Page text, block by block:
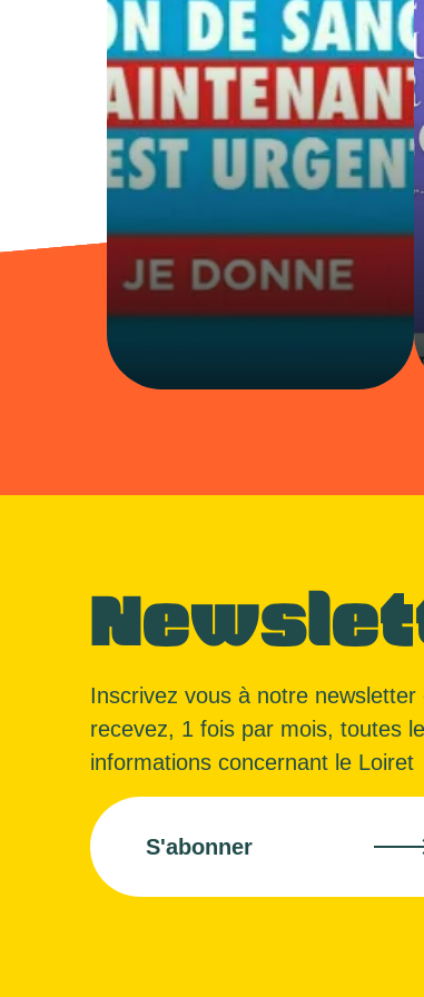
Inscrivez vous à notre newsletter
recevez, 1 fois par mois, toutes
informations concernant le Loiret
S'abonner